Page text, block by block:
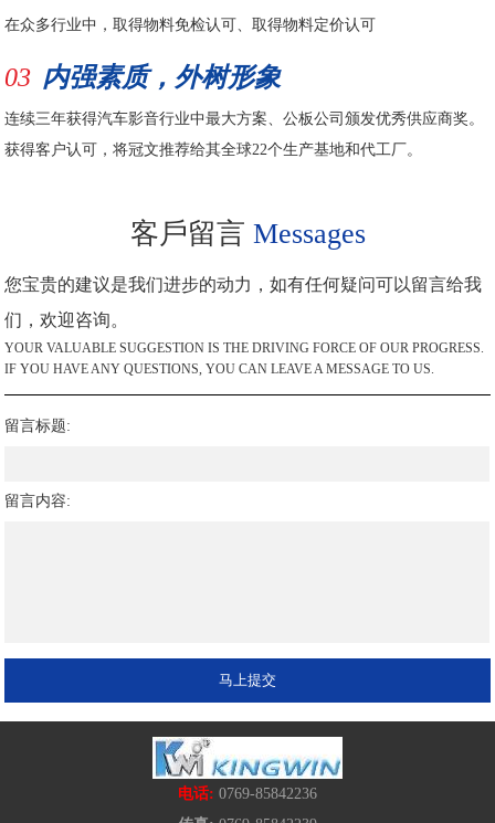
在众多行业中，取得物料免检认可、取得物料定价认可
03 内强素质，外树形象
连续三年获得汽车影音行业中最大方案、公板公司颁发优秀供应商奖。
获得客户认可，将冠文推荐给其全球22个生产基地和代工厂。
客戶留言 Messages
您宝贵的建议是我们进步的动力，如有任何疑问可以留言给我
们，欢迎咨询。
YOUR VALUABLE SUGGESTION IS THE DRIVING FORCE OF OUR PROGRESS.
IF YOU HAVE ANY QUESTIONS, YOU CAN LEAVE A MESSAGE TO US.
留言标题:
留言内容:
电话: 0769-85842236